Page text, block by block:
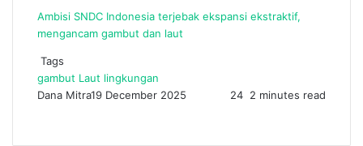
Ambisi SNDC Indonesia terjebak ekspansi ekstraktif,
mengancam gambut dan laut
Tags
gambut Laut lingkungan
Dana Mitra19 December 2025 24 2 minutes read